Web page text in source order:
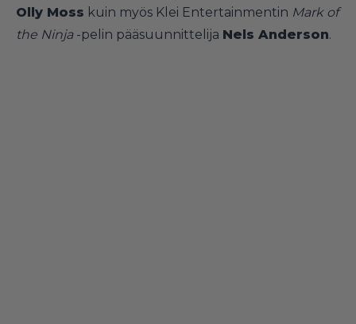
Olly Moss kuin myös Klei Entertainmentin Mark of
the Ninja-pelin pääsuunnittelija Nels Anderson.